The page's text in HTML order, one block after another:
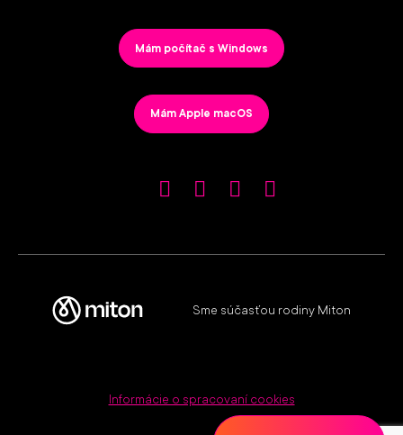
Mám počítač s Windows
Mám Apple macOS
Sme súčasťou rodiny Miton
Informácie o spracovaní cookies